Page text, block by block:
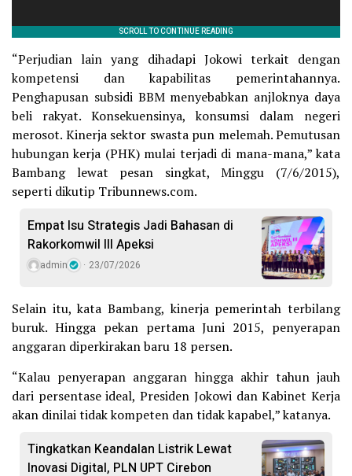
“Perjudian lain yang dihadapi Jokowi terkait dengan
kompetensi dan kapabilitas pemerintahannya.
Penghapusan subsidi BBM menyebabkan anjloknya daya
beli rakyat. Konsekuensinya, konsumsi dalam negeri
merosot. Kinerja sektor swasta pun melemah. Pemutusan
hubungan kerja (PHK) mulai terjadi di mana-mana,” kata
Bambang lewat pesan singkat, Minggu (7/6/2015),
seperti dikutip Tribunnews.com.
Empat Isu Strategis Jadi Bahasan di
Rakorkomwil III Apeksi
admin 23/07/2026
Selain itu, kata Bambang, kinerja pemerintah terbilang
buruk. Hingga pekan pertama Juni 2015, penyerapan
anggaran diperkirakan baru 18 persen.
“Kalau penyerapan anggaran hingga akhir tahun jauh
dari persentase ideal, Presiden Jokowi dan Kabinet Kerja
akan dinilai tidak kompeten dan tidak kapabel,” katanya.
Tingkatkan Keandalan Listrik Lewat
Inovasi Digital, PLN UPT Cirebon